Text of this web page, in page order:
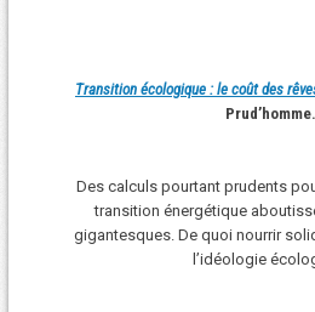
Transition écologique : le coût des
Prud’homme.
Des calculs pourtant prudents
transition énergétique
gigantesques. De quoi nourrir
l’idéologie